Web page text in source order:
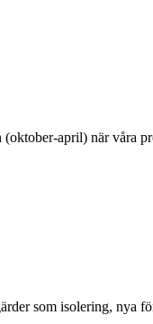
april) när våra
som isolering, nya